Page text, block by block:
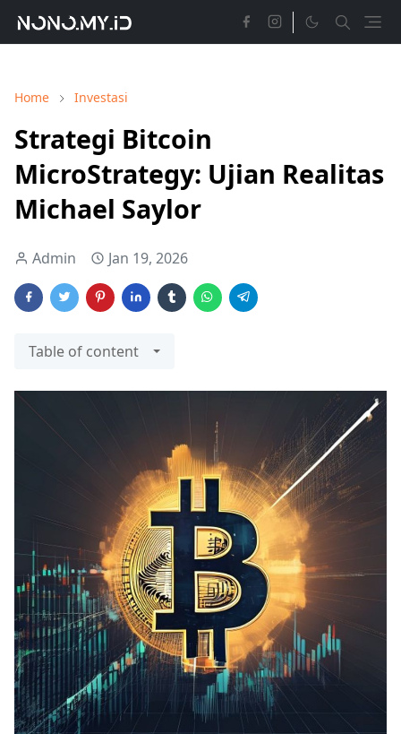
Home Investasi
Strategi Bitcoin
MicroStrategy: Ujian Realitas
Michael Saylor
Admin Jan 19, 2026
Table of content